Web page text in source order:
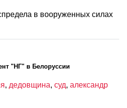
в вооруженных силах
"НГ" в Белоруссии
, дедовщина, суд, александр